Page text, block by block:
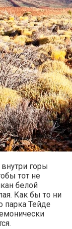
горы
тот не
белой
Как бы то ни
парка Тейде